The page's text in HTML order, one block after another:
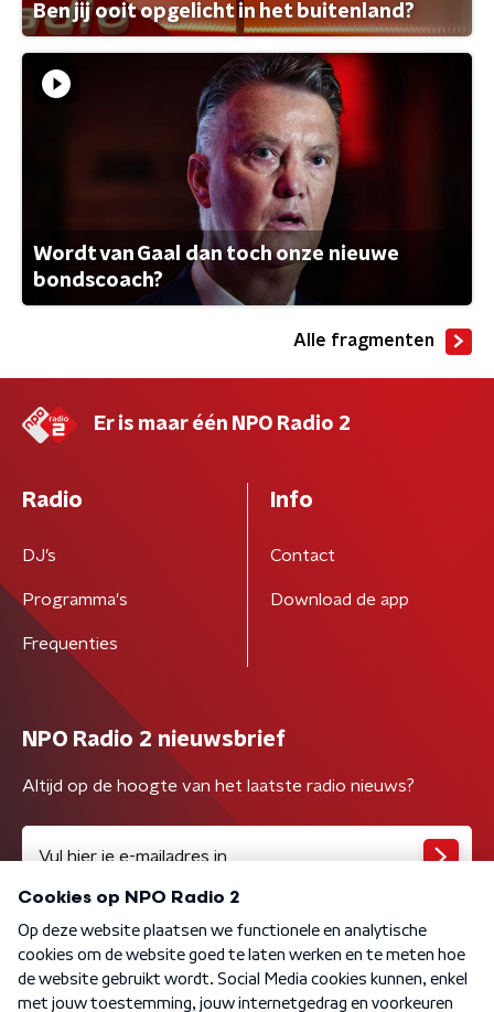
Ben jij ooit opgelicht in het buitenland?
Wordt van Gaal dan toch onze nieuwe
bondscoach?
Alle fragmenten
Er is maar één NPO Radio 2
Radio
DJ’s
Programma's
Frequenties
Info
Contact
Download de app
NPO Radio 2 nieuwsbrief
Altijd op de hoogte van het laatste radio nieuws?
Algemene voorwaarden